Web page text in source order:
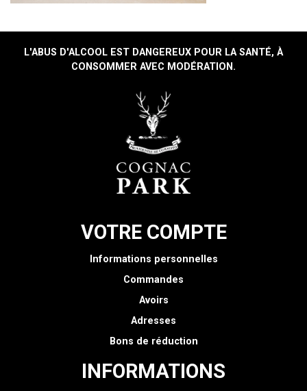
L'ABUS D'ALCOOL EST DANGEREUX POUR LA SANTÉ, À
CONSOMMER AVEC MODÉRATION.
VOTRE COMPTE
Informations personnelles
Commandes
Avoirs
Adresses
Bons de réduction
INFORMATIONS